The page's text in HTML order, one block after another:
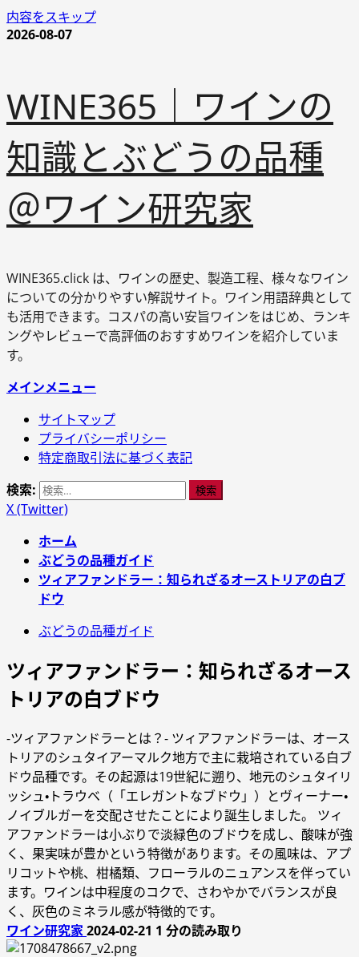
内容をスキップ
2026-08-07
WINE365｜ワインの
知識とぶどうの品種
＠ワイン研究家
WINE365.click は、ワインの歴史、製造工程、様々なワイン
についての分かりやすい解説サイト。ワイン用語辞典として
も活用できます。コスパの高い安旨ワインをはじめ、ランキ
ングやレビューで高評価のおすすめワインを紹介していま
す。
メインメニュー
サイトマップ
プライバシーポリシー
特定商取引法に基づく表記
検索:
X (Twitter)
ホーム
ぶどうの品種ガイド
ツィアファンドラー：知られざるオーストリアの白ブ
ドウ
ぶどうの品種ガイド
ツィアファンドラー：知られざるオース
トリアの白ブドウ
-ツィアファンドラーとは？- ツィアファンドラーは、オース
トリアのシュタイアーマルク地方で主に栽培されている白ブ
ドウ品種です。その起源は19世紀に遡り、地元のシュタイリ
ッシュ・トラウベ（「エレガントなブドウ」）とヴィーナー・
ノイブルガーを交配させたことにより誕生しました。 ツィ
アファンドラーは小ぶりで淡緑色のブドウを成し、酸味が強
く、果実味が豊かという特徴があります。その風味は、アプ
リコットや桃、柑橘類、フローラルのニュアンスを伴ってい
ます。ワインは中程度のコクで、さわやかでバランスが良
く、灰色のミネラル感が特徴的です。
ワイン研究家2024-02-21 1 分の読み取り